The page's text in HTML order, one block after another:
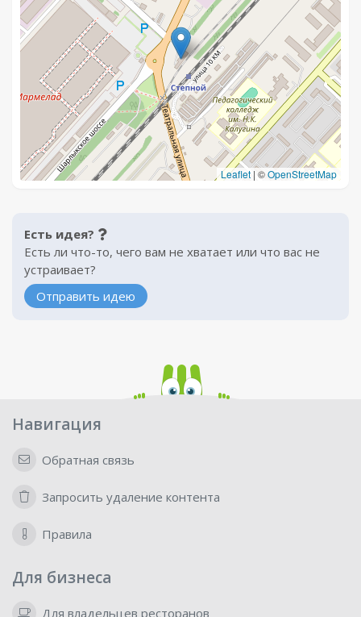
Leaflet | ©OpenStreetMap
Есть идея?
Есть ли что-то, чего вам не хватает или что вас не
устраивает?
Отправить идею
Навигация
Обратная связь
Запросить удаление контента
Правила
Для бизнеса
Для владельцев ресторанов